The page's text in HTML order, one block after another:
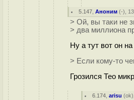
5.147 ,Аноним (-),
> Ой, вы таки не
> два миллиона
Ну а тут вот он
> Если кому-то
Грозился Тео
6.174 ,arisu (ok